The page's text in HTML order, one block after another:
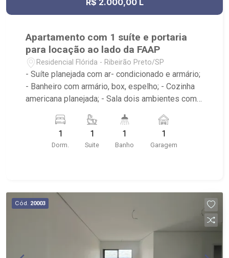
R$ 2.000,00 L
Apartamento com 1 suíte e portaria
para locação ao lado da FAAP
Residencial Flórida - Ribeirão Preto/SP
- Suíte planejada com ar- condicionado e armário;
- Banheiro com armário, box, espelho; - Cozinha
americana planejada; - Sala dois ambientes com
planejada; - Condomínio: portaria 24hrs, piscina,
academia, sauna, quadra squash, área de
churrasco, lavanderia; - Próximo a SBS Motors,
1
Dorm.
1
Suite
1
Banho
1
Garagem
Cód. 20003